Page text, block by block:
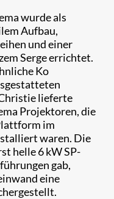
wurde als
Aufbau,
und einer
Serge errichtet.
Ko​
lieferte
Projektoren, die
im
waren. Die
helle 6 kW SP-
gab,
eine